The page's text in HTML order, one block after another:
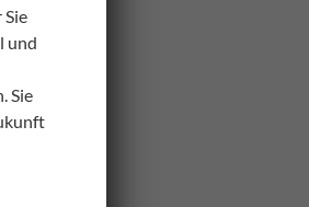
und
Sie